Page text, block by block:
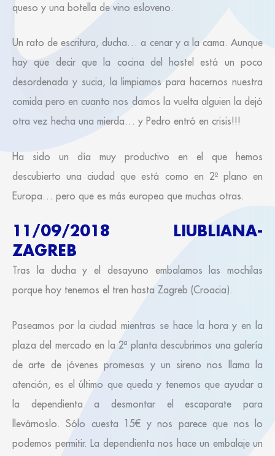
queso y una botella de vino esloveno.
Un rato de escritura, ducha… a cenar y a la cama. Aunque
hay que decir que la cocina del hostel está un poco
desordenada y sucia, la limpiamos para hacernos nuestra
comida pero en cuanto nos damos la vuelta alguien la dejó
otra vez hecha una mierda… y Pedro entró en crisis!!!
Ha sido un día muy productivo en el que hemos
descubierto una ciudad que está como en 2º plano en
Europa… pero que es más europea que muchas otras.
11/09/2018 LIUBLIANA-
ZAGREB
Tras la ducha y el desayuno embalamos las mochilas
porque hoy tenemos el tren hasta Zagreb (Croacia).
Paseamos por la ciudad mientras se hace la hora y en la
plaza del mercado en la 2ª planta descubrimos una galería
de arte de jóvenes promesas y un sireno nos llama la
atención, es el último que queda y tenemos que ayudar a
la dependienta a desmontar el escaparate para
llevárnoslo. Sólo cuesta 15€ y nos parece que nos lo
podemos permitir. La dependienta nos hace un embalaje un